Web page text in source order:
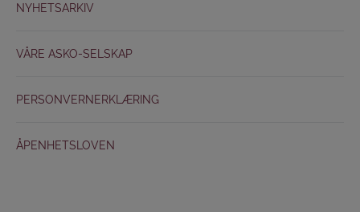
NYHETSARKIV
VÅRE ASKO-SELSKAP
PERSONVERNERKLÆRING
ÅPENHETSLOVEN